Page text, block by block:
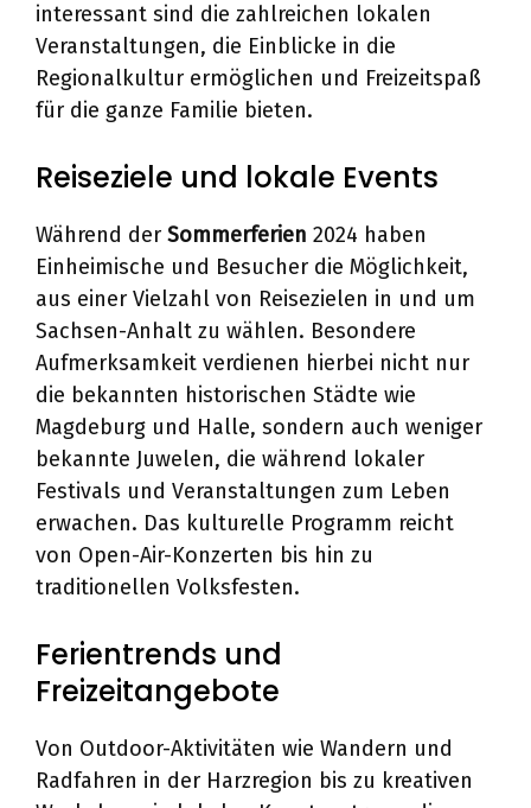
interessant sind die zahlreichen lokalen
Veranstaltungen, die Einblicke in die
Regionalkultur ermöglichen und Freizeitspaß
für die ganze Familie bieten.
Reiseziele und lokale Events
Während der Sommerferien 2024 haben
Einheimische und Besucher die Möglichkeit,
aus einer Vielzahl von Reisezielen in und um
Sachsen-Anhalt zu wählen. Besondere
Aufmerksamkeit verdienen hierbei nicht nur
die bekannten historischen Städte wie
Magdeburg und Halle, sondern auch weniger
bekannte Juwelen, die während lokaler
Festivals und Veranstaltungen zum Leben
erwachen. Das kulturelle Programm reicht
von Open-Air-Konzerten bis hin zu
traditionellen Volksfesten.
Ferientrends und
Freizeitangebote
Von Outdoor-Aktivitäten wie Wandern und
Radfahren in der Harzregion bis zu kreativen